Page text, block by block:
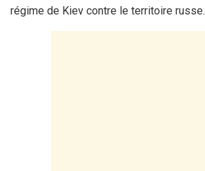
régime de Kiev contre le territoire russe.